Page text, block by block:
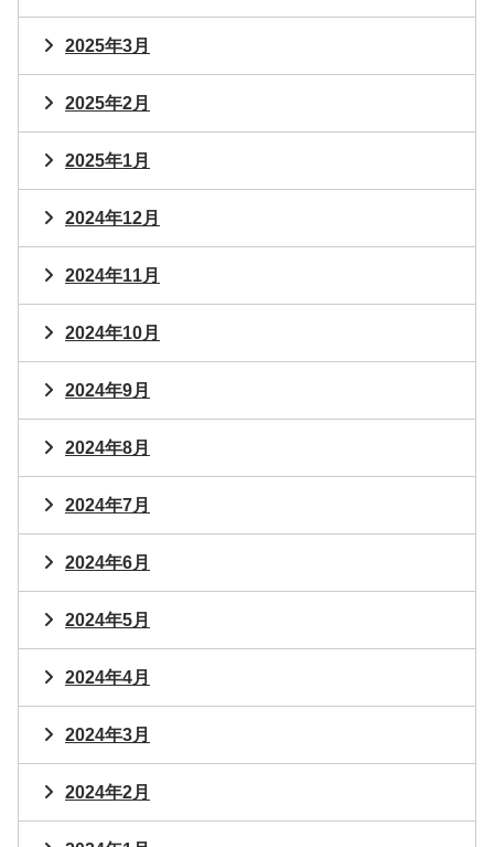
2025年3月
2025年2月
2025年1月
2024年12月
2024年11月
2024年10月
2024年9月
2024年8月
2024年7月
2024年6月
2024年5月
2024年4月
2024年3月
2024年2月